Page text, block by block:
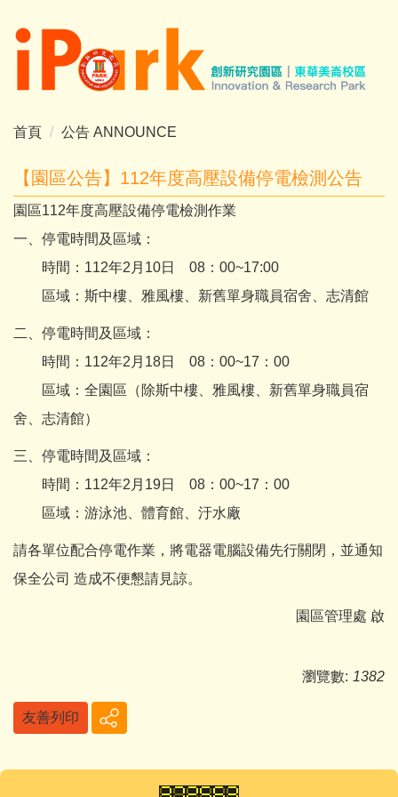
到
區
首頁 公告 ANNOUNCE
【園區公告】112年度高壓設備停電檢測公告
園區112年度高壓設備停電檢測作業
一、停電時間及區域：
時間：112年2月10日 08：00~17:00
區域：斯中樓、雅風樓、新舊單身職員宿舍、志清館
二、停電時間及區域：
時間：112年2月18日 08：00~17：00
區域：全園區（除斯中樓、雅風樓、新舊單身職員宿
舍、志清館）
三、停電時間及區域：
時間：112年2月19日 08：00~17：00
區域：游泳池、體育館、汙水廠
請各單位配合停電作業，將電器電腦設備先行關閉，並通知
保全公司 造成不便懇請見諒。
園區管理處 啟
瀏覽數: 1382
友善列印